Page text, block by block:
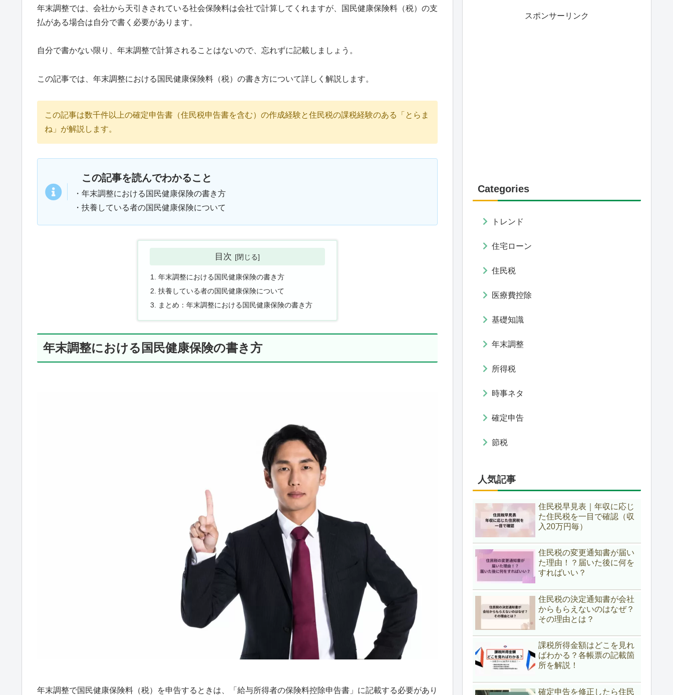
年末調整では、会社から天引きされている社会保険料は会社で計算してくれますが、国民健康保険料（税）の支
払がある場合は自分で書く必要があります。
自分で書かない限り、年末調整で計算されることはないので、忘れずに記載しましょう。
この記事では、年末調整における国民健康保険料（税）の書き方について詳しく解説します。
この記事は数千件以上の確定申告書（住民税申告書を含む）の作成経験と住民税の課税経験のある「とらま
ね」が解説します。
この記事を読んでわかること
・年末調整における国民健康保険の書き方
・扶養している者の国民健康保険について
目次
年末調整における国民健康保険の書き方
扶養している者の国民健康保険について
まとめ：年末調整における国民健康保険の書き方
年末調整における国民健康保険の書き方
年末調整で国民健康保険料（税）を申告するときは、「給与所得者の保険料控除申告書」に記載する必要があり
スポンサーリンク
Categories
トレンド
住宅ローン
住民税
医療費控除
基礎知識
年末調整
所得税
時事ネタ
確定申告
節税
人気記事
住民税早見表｜年収に応じ
た住民税を一目で確認（収
入20万円毎）
住民税の変更通知書が届い
た理由！？届いた後に何を
すればいい？
住民税の決定通知書が会社
からもらえないのはなぜ？
その理由とは？
課税所得金額はどこを見れ
ばわかる？各帳票の記載箇
所を解説！
確定申告を修正したら住民